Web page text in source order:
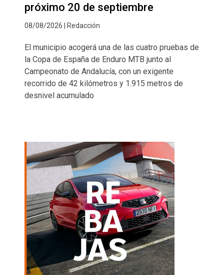
próximo 20 de septiembre
08/08/2026 | Redacción
El municipio acogerá una de las cuatro pruebas de
la Copa de España de Enduro MTB junto al
Campeonato de Andalucía, con un exigente
recorrido de 42 kilómetros y 1.915 metros de
desnivel acumulado